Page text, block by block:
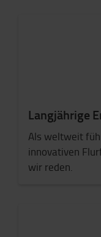
Langjährige
Als weltweit
innovativen
wir reden.